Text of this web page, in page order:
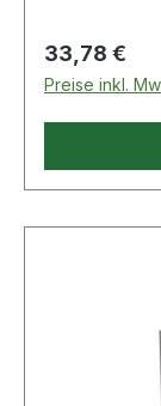
Regulärer
33,78 €
Preise inkl.